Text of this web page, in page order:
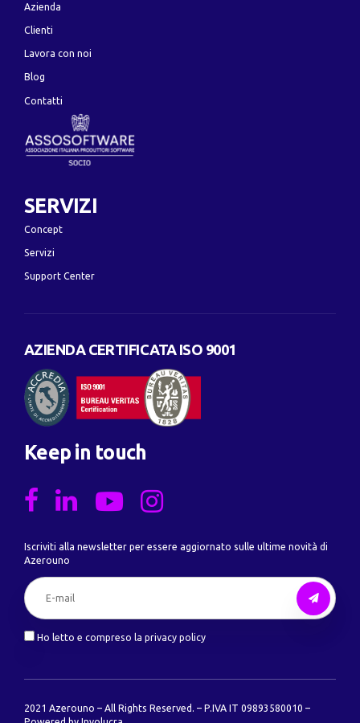
Azienda
Clienti
Lavora con noi
Blog
Contatti
SERVIZI
Concept
Servizi
Support Center
AZIENDA CERTIFICATA ISO 9001
Keep in touch
Iscriviti alla newsletter per essere aggiornato sulle ultime novità di
Azerouno
Ho letto e compreso la privacy policy
2021 Azerouno – All Rights Reserved. – P.IVA IT 09893580010 –